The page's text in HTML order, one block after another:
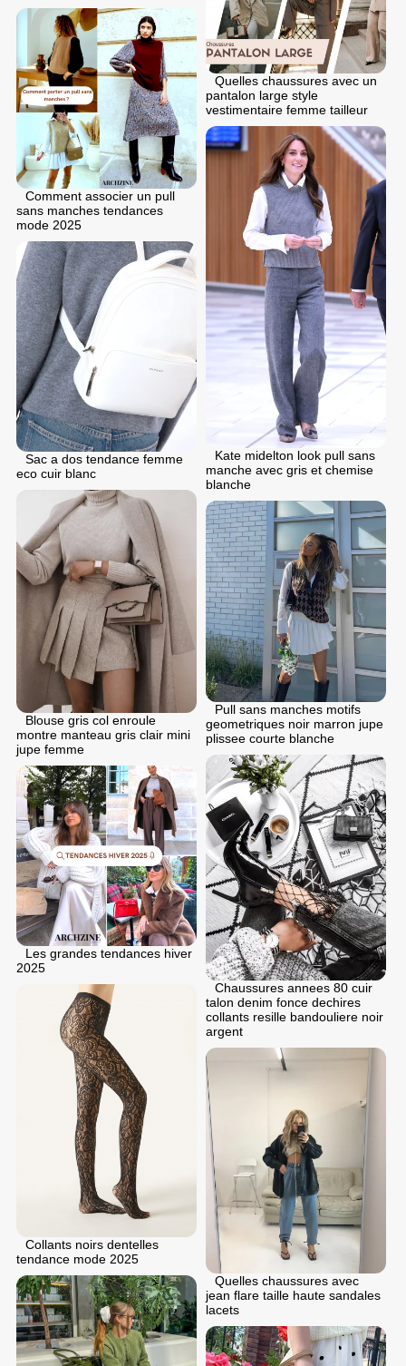
Quelles chaussures avec un
pantalon large style
vestimentaire femme tailleur
Comment associer un pull
sans manches tendances
mode 2025
Kate midelton look pull sans
manche avec gris et chemise
blanche
Sac a dos tendance femme
eco cuir blanc
Blouse gris col enroule
montre manteau gris clair mini
jupe femme
Pull sans manches motifs
geometriques noir marron jupe
plissee courte blanche
Chaussures annees 80 cuir
talon denim fonce dechires
collants resille bandouliere noir
argent
Les grandes tendances hiver
2025
Collants noirs dentelles
tendance mode 2025
Quelles chaussures avec
jean flare taille haute sandales
lacets